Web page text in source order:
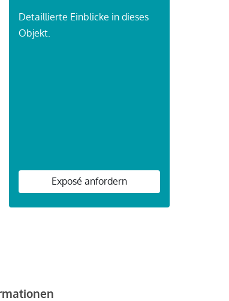
Detaillierte Einblicke in dieses
Objekt.
Exposé anfordern